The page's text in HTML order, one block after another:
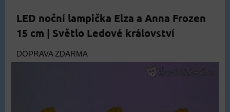
LED noční lampička Elza a Anna Frozen
15 cm | Světlo Ledové království
DOPRAVA ZDARMA